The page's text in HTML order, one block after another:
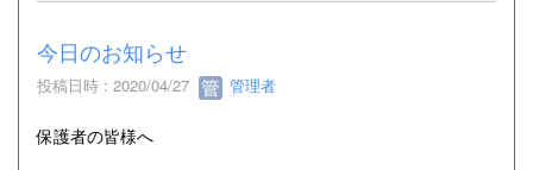
今日のお知らせ
投稿日時 : 2020/04/27 管理者
保護者の皆様へ